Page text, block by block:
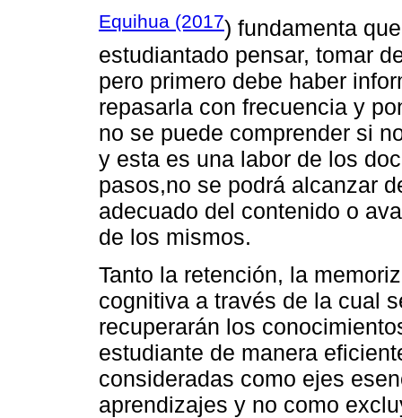
Equihua (2017) fundamenta
estudiantado pensar, tomar
pero primero debe haber
repasarla con frecuencia y
no se puede comprender si
y esta es una labor de los
pasos,no se podrá alcanzar
adecuado del contenido o
de los mismos.
Tanto la retención, la
cognitiva a través de la cual
recuperarán los
estudiante de manera
consideradas como ejes
aprendizajes y no como